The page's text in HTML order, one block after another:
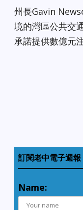
州長Gavin
境的灣區公共交
承諾提供數億元注
訂閱老中電子週報
Name: